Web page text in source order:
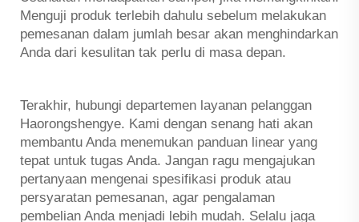
Menguji produk terlebih dahulu sebelum melakukan
pemesanan dalam jumlah besar akan menghindarkan
Anda dari kesulitan tak perlu di masa depan.
Terakhir, hubungi departemen layanan pelanggan
Haorongshengye. Kami dengan senang hati akan
membantu Anda menemukan panduan linear yang
tepat untuk tugas Anda. Jangan ragu mengajukan
pertanyaan mengenai spesifikasi produk atau
persyaratan pemesanan, agar pengalaman
pembelian Anda menjadi lebih mudah. Selalu jaga